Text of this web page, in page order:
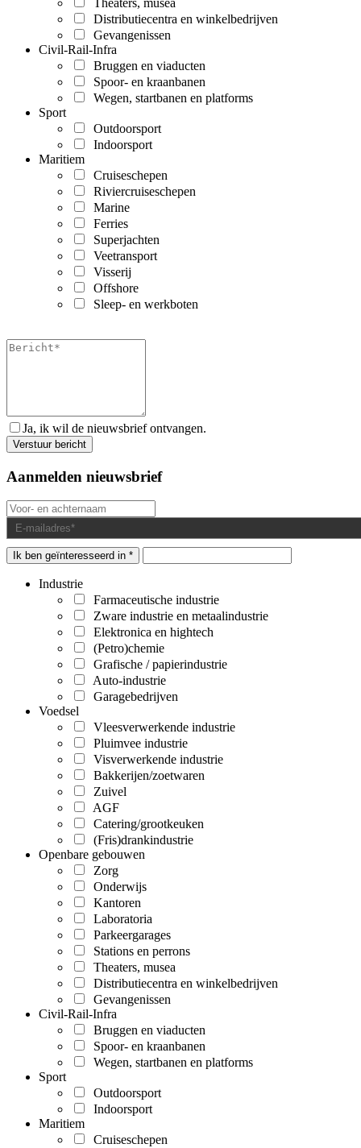
Theaters, musea
Distributiecentra en winkelbedrijven
Gevangenissen
Civil-Rail-Infra
Bruggen en viaducten
Spoor- en kraanbanen
Wegen, startbanen en platforms
Sport
Outdoorsport
Indoorsport
Maritiem
Cruiseschepen
Riviercruiseschepen
Marine
Ferries
Superjachten
Veetransport
Visserij
Offshore
Sleep- en werkboten
Ja, ik wil de nieuwsbrief ontvangen.
Aanmelden nieuwsbrief
Ik ben geïnteresseerd in *
Industrie
Farmaceutische industrie
Zware industrie en metaalindustrie
Elektronica en hightech
(Petro)chemie
Grafische / papierindustrie
Auto-industrie
Garagebedrijven
Voedsel
Vleesverwerkende industrie
Pluimvee industrie
Visverwerkende industrie
Bakkerijen/zoetwaren
Zuivel
AGF
Catering/grootkeuken
(Fris)drankindustrie
Openbare gebouwen
Zorg
Onderwijs
Kantoren
Laboratoria
Parkeergarages
Stations en perrons
Theaters, musea
Distributiecentra en winkelbedrijven
Gevangenissen
Civil-Rail-Infra
Bruggen en viaducten
Spoor- en kraanbanen
Wegen, startbanen en platforms
Sport
Outdoorsport
Indoorsport
Maritiem
Cruiseschepen